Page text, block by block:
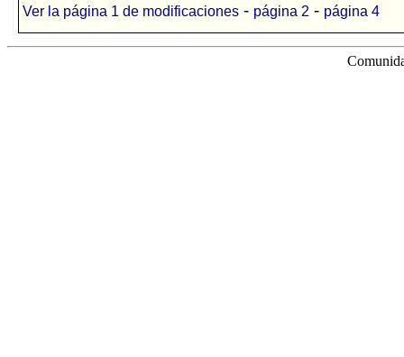
Ver la página 1 de modificaciones - página 2 - página 4